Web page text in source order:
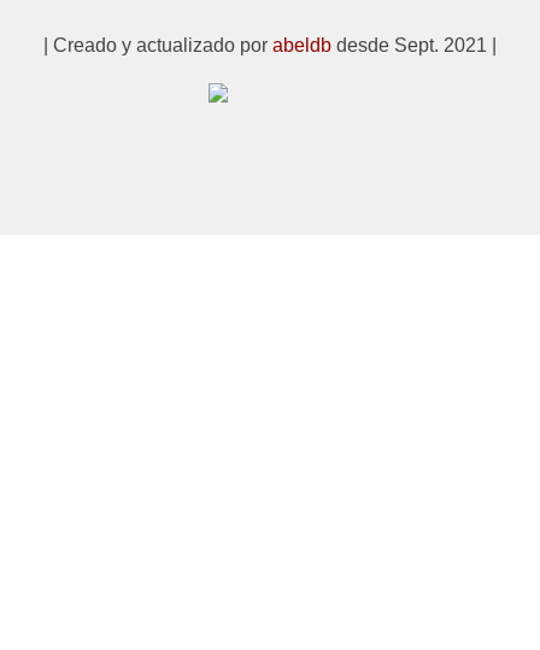
| Creado y actualizado por abeldb desde Sept. 2021 |